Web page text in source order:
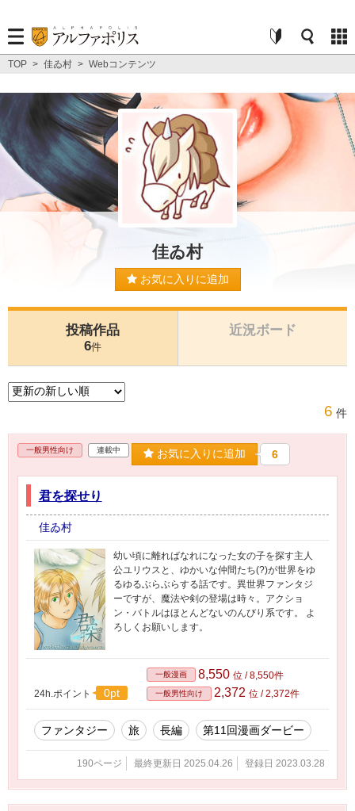
TOP > 佳ゐ村 > Webコンテンツ
佳ゐ村
お気に入りに追加
投稿作品
6件
近況ボード
6 件
一般男性向け 連載中 お気に入りに追加 6
君を探せり
佳ゐ村
幼い頃に離ればなれになった女の子を探す主人
公ユリウスと、ゆかいな仲間たち(?)が世界をゆ
るゆるぶらぶらする話です。異世界ファンタジ
ーですが、魔法や剣の登場は時々。アクショ
ン・バトルはほとんどないのんびり系です。 よ
ろしくお願いします。
24h.ポイント 0pt
一般漫画 8,550 位 / 8,550件
一般男性向け 2,372 位 / 2,372件
ファンタジー 旅 長編 第11回漫画ダービー
190ページ 最終更新日 2025.04.26 登録日 2023.03.28